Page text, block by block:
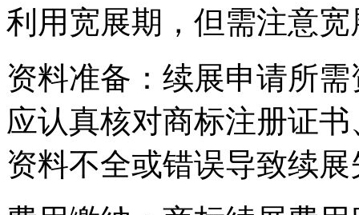
利用宽展期，但需注意
资料准备‌：续展申请所
应认真核对商标注册证
资料不全或错误导致续展